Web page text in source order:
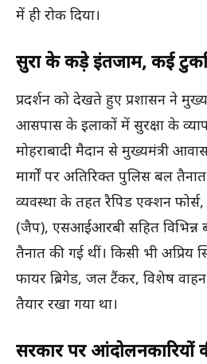
में ही रोक दिया।
सुरक्षा के कड़े इंतजाम, कई
प्रदर्शन को देखते हुए प्रशासन ने
आसपास के इलाकों में सुरक्षा के
मोहराबादी मैदान से मुख्यमंत्री
मार्गों पर अतिरिक्त पुलिस बल तैनात
व्यवस्था के तहत रैपिड एक्शन
(जैप), एसआईआरबी सहित विभिन्न
तैनात की गई थीं। किसी भी अप्रिय
फायर ब्रिगेड, जल टैंकर, विशेष
तैयार रखा गया था।
सरकार पर आंदोलनकारियों